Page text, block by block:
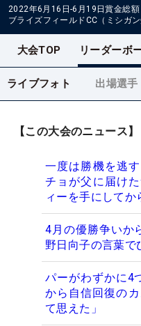
2022年6月16日-6月19日賞金総額
ブライズフィールドCC（ミシガン
大会TOP リーダーボ
ライブフォト 出場選手
【この大会のニュース】
一度は勝機を逃
チョが父に届け
ィーを手にしてか
4月の優勝争い
野日向子の言葉で
パーがわずかに4
から自信回復の
て思えた」